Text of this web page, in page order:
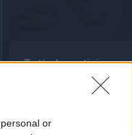
or
Tutte le notizie
Asta
formazioni della
Enilive 2026/27